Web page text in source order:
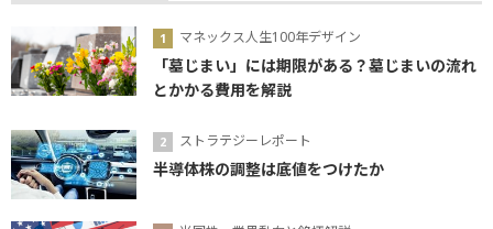
マネックス人生100年デザイン
「墓じまい」には期限がある？墓じまいの流れ
とかかる費用を解説
ストラテジーレポート
半導体株の調整は底値をつけたか